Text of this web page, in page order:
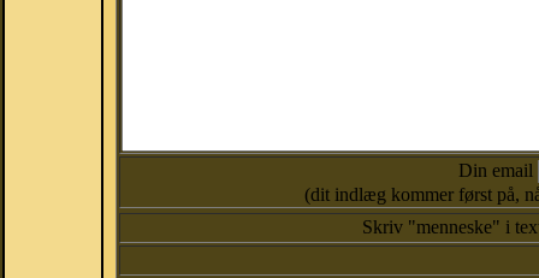
Din email
(dit indlæg kommer først på,
Skriv "menneske" i